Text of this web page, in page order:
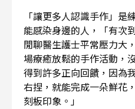
「讓更多人認識手作」
能感染身邊的人，「有次
閒聊醫生護士平常壓力大
場療癒放鬆的手作活動，
得到許多正向回饋，因為
右捏，就能完成一朵鮮花
刻板印象。」